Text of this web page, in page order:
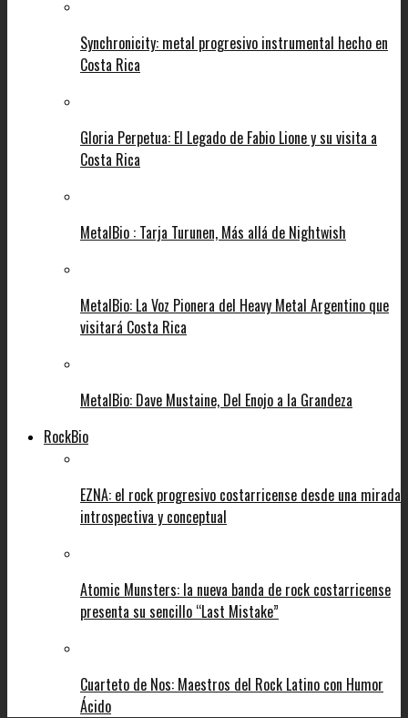
Synchronicity: metal progresivo instrumental hecho en
Costa Rica
Gloria Perpetua: El Legado de Fabio Lione y su visita a
Costa Rica
MetalBio : Tarja Turunen, Más allá de Nightwish
MetalBio: La Voz Pionera del Heavy Metal Argentino que
visitará Costa Rica
MetalBio: Dave Mustaine, Del Enojo a la Grandeza
RockBio
EZNA: el rock progresivo costarricense desde una mirada
introspectiva y conceptual
Atomic Munsters: la nueva banda de rock costarricense
presenta su sencillo “Last Mistake”
Cuarteto de Nos: Maestros del Rock Latino con Humor
Ácido